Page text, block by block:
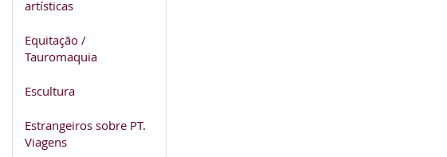
artísticas
Equitação /
Tauromaquia
Escultura
Estrangeiros sobre PT.
Viagens